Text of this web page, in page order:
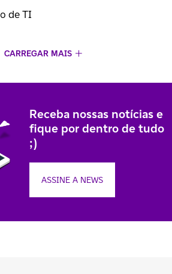
de TI
CARREGAR MAIS
Receba nossas notícias e
fique por dentro de tudo
;)
ASSINE A NEWS